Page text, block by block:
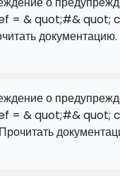
= & quot;#& quot;
о
= & quot;#& quot;